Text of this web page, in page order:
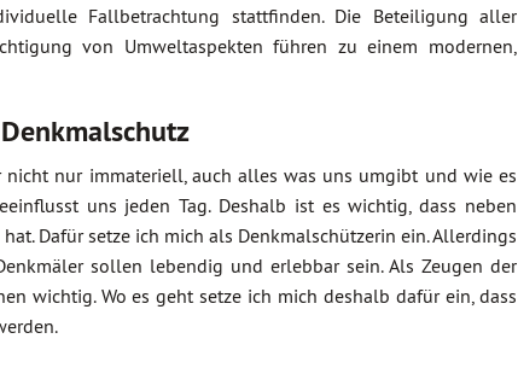
Fallbetrachtung stattfinden. Die Beteiligung aller
von Umweltaspekten führen zu einem modernen,
nicht nur immateriell, auch alles was uns umgibt und wie es
uns jeden Tag. Deshalb ist es wichtig, dass neben
Dafür setze ich mich als Denkmalschützerin ein. Allerdings
sollen lebendig und erlebbar sein. Als Zeugen der
wichtig. Wo es geht setze ich mich deshalb dafür ein, dass